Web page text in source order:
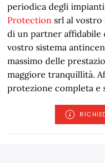
periodica degli impianti
Protection srl al
di un partner affidabile
vostro sistema
massimo delle
maggiore tranquillità.
protezione completa e